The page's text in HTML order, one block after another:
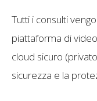
Tutti i consulti
piattaforma di
cloud sicuro
sicurezza e la